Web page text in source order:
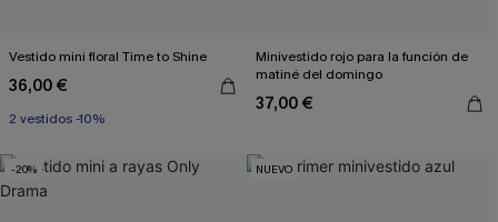
Vestido mini floral Time to Shine
36,00 €
2 vestidos -10%
Minivestido rojo para la función de
matiné del domingo
37,00 €
-20% NUEVO